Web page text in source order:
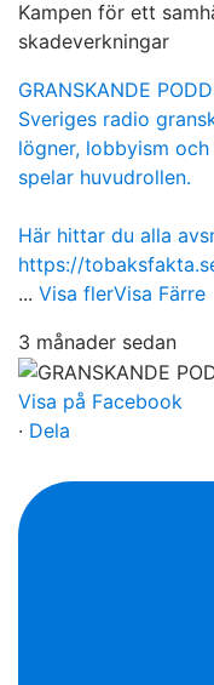
Kampen för ett
skadeverkningar
GRANSKANDE
Sveriges radio
lögner, lobbyism
spelar huvudrollen.
Här hittar du alla
https://
... Visa flerVisa Färre
3 månader sedan
Visa på Facebook
· Dela